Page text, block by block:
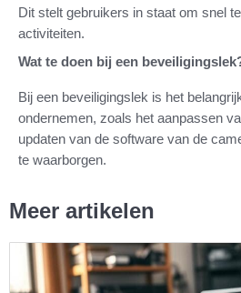
Dit stelt gebruikers in staat om snel
activiteiten.
Wat te doen bij een
Bij een beveiligingslek is het
ondernemen, zoals het aanpassen
updaten van de software van de
te waarborgen.
Meer artikelen